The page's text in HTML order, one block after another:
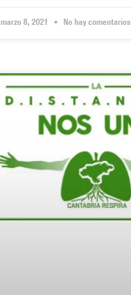
marzo 8, 2021 No hay comentarios